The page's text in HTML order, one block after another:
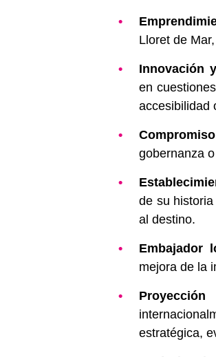
Lloret de
Innovación
en
accesibilidad
gobernanza
de su
al destino.
Embajador
mejora de la
Proyección
estratégica,